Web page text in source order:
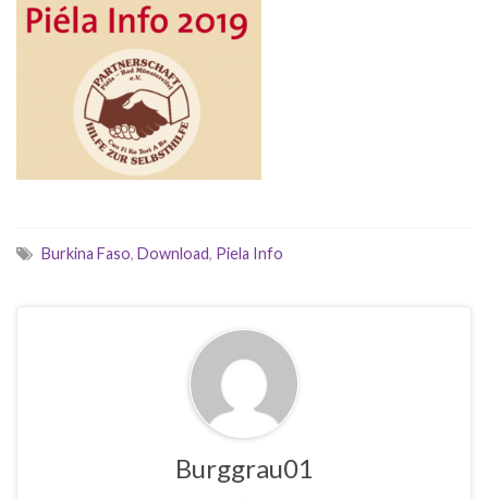
Burkina Faso, Download, Piela Info
Burggrau01